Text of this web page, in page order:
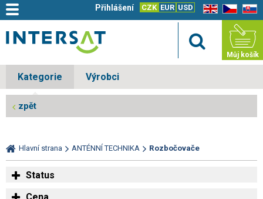
EN CZ SK
CZK EUR USD
Přihlášení
Můj košík
Kategorie Výrobci
zpět
Hlavní strana ANTÉNNÍ TECHNIKA Rozbočovače
Status